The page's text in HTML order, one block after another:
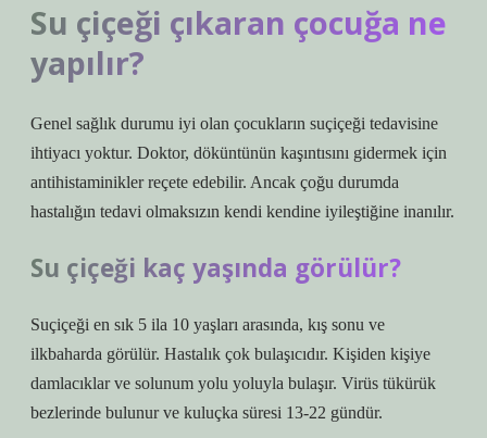
Su çiçeği çıkaran çocuğa ne
yapılır?
Genel sağlık durumu iyi olan çocukların suçiçeği tedavisine
ihtiyacı yoktur. Doktor, döküntünün kaşıntısını gidermek için
antihistaminikler reçete edebilir. Ancak çoğu durumda
hastalığın tedavi olmaksızın kendi kendine iyileştiğine inanılır.
Su çiçeği kaç yaşında görülür?
Suçiçeği en sık 5 ila 10 yaşları arasında, kış sonu ve
ilkbaharda görülür. Hastalık çok bulaşıcıdır. Kişiden kişiye
damlacıklar ve solunum yolu yoluyla bulaşır. Virüs tükürük
bezlerinde bulunur ve kuluçka süresi 13-22 gündür.